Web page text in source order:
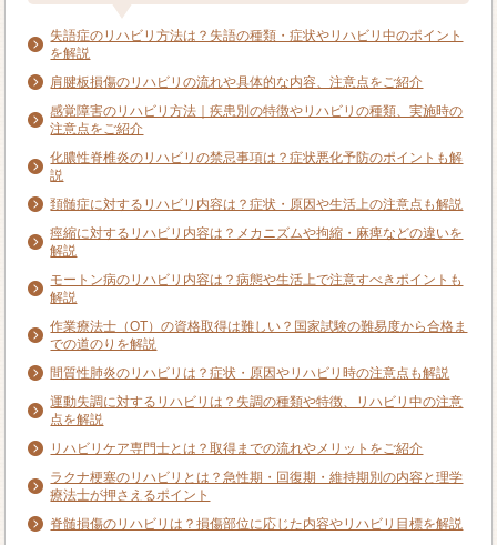
失語症のリハビリ方法は？失語の種類・症状やリハビリ中のポイント
を解説
肩腱板損傷のリハビリの流れや具体的な内容、注意点をご紹介
感覚障害のリハビリ方法｜疾患別の特徴やリハビリの種類、実施時の
注意点をご紹介
化膿性脊椎炎のリハビリの禁忌事項は？症状悪化予防のポイントも解
説
頚髄症に対するリハビリ内容は？症状・原因や生活上の注意点も解説
痙縮に対するリハビリ内容は？メカニズムや拘縮・麻痺などの違いを
解説
モートン病のリハビリ内容は？病態や生活上で注意すべきポイントも
解説
作業療法士（OT）の資格取得は難しい？国家試験の難易度から合格ま
での道のりを解説
間質性肺炎のリハビリは？症状・原因やリハビリ時の注意点も解説
運動失調に対するリハビリは？失調の種類や特徴、リハビリ中の注意
点を解説
リハビリケア専門士とは？取得までの流れやメリットをご紹介
ラクナ梗塞のリハビリとは？急性期・回復期・維持期別の内容と理学
療法士が押さえるポイント
脊髄損傷のリハビリは？損傷部位に応じた内容やリハビリ目標を解説